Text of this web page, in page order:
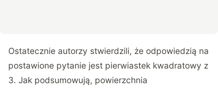
Ostatecznie autorzy stwierdzili, że odpowiedzią na
postawione pytanie jest pierwiastek kwadratowy z
3. Jak podsumowują, powierzchnia